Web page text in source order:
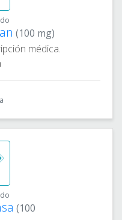
(100 mg)
médica.
(100